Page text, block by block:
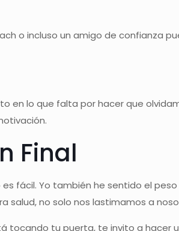
o incluso un amigo de confianza
en lo que falta por hacer que
Final
fácil. Yo también he sentido el
salud, no solo nos lastimamos a
tocando tu puerta, te invito a hacer